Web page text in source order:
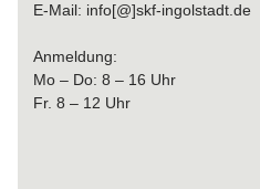
E-Mail: info[@]skf-ingolstadt.de
Anmeldung:
Mo – Do: 8 – 16 Uhr
Fr. 8 – 12 Uhr